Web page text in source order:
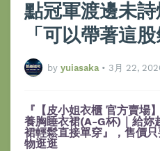
點冠軍渡邊未詩
「可以帶著這
by yuiasaka • 3月 22,
『【皮小姐衣櫃 官方賣
養胸睡衣裙(A-G杯)｜給妳
裙輕鬆直接單穿』，售價
物逛逛